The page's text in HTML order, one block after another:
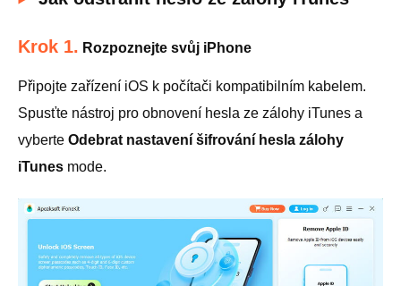
Krok 1. Rozpoznejte svůj iPhone
Připojte zařízení iOS k počítači kompatibilním kabelem.
Spusťte nástroj pro obnovení hesla ze zálohy iTunes a
vyberte Odebrat nastavení šifrování hesla zálohy
iTunes mode.